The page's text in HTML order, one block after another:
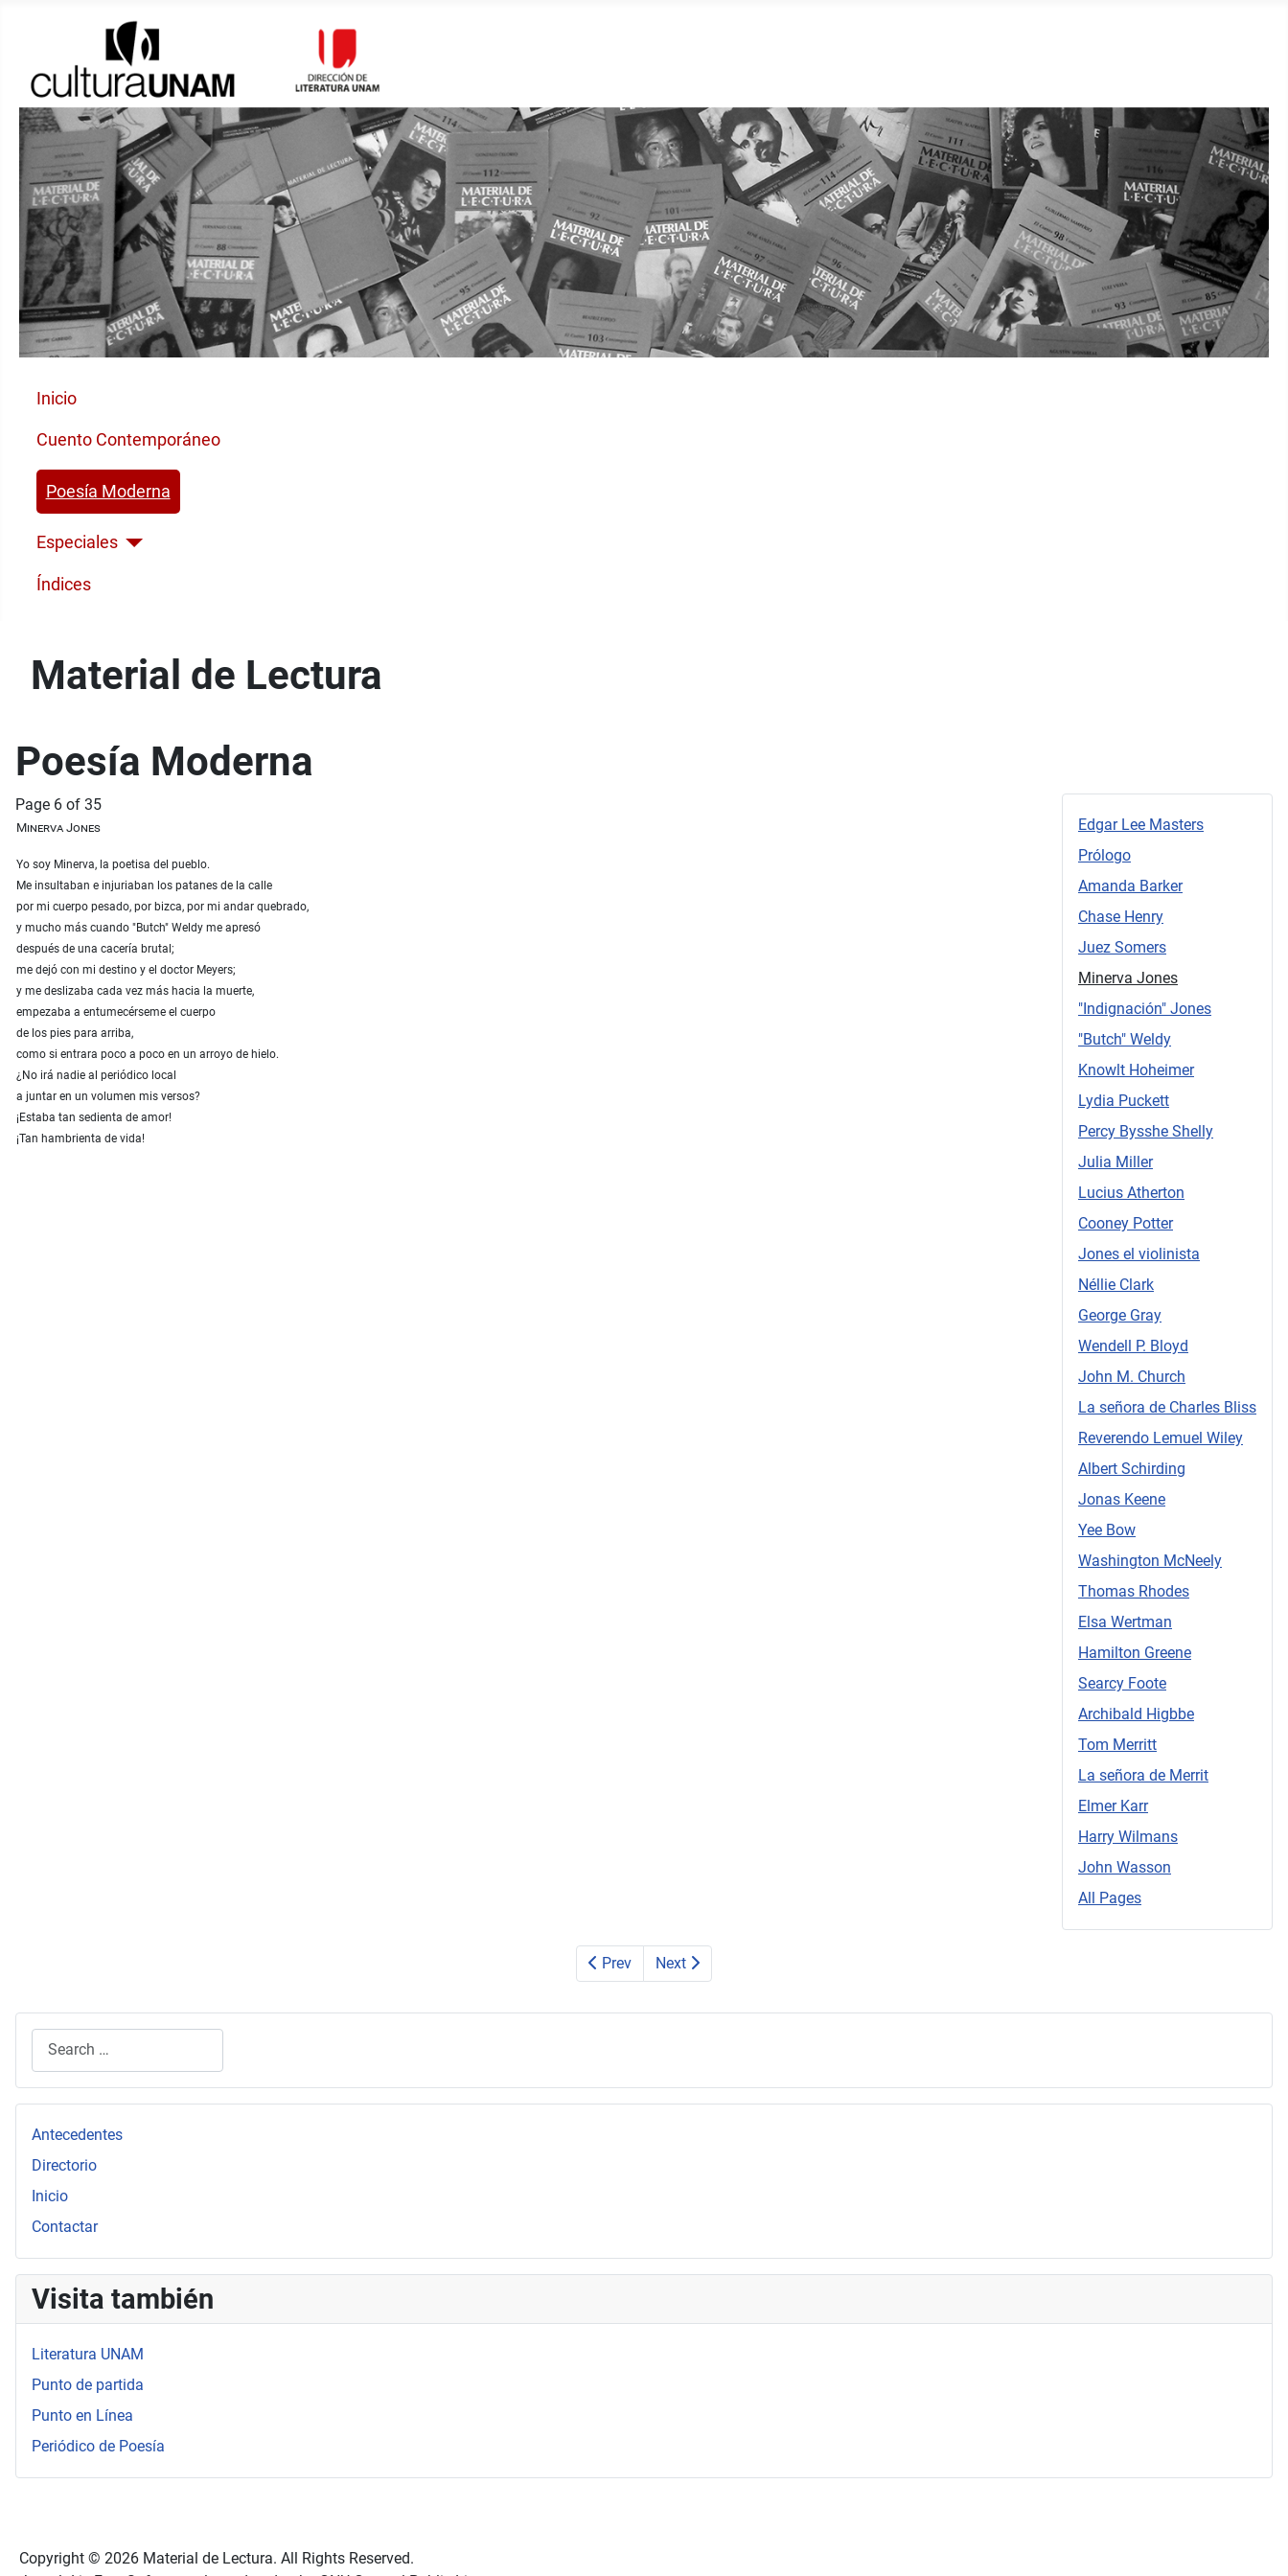
Inicio
Cuento Contemporáneo
Poesía Moderna
Especiales
Índices
Material de Lectura
Poesía Moderna
Edgar Lee Masters
Prólogo
Amanda Barker
Chase Henry
Juez Somers
Minerva Jones
"Indignación" Jones
"Butch" Weldy
Knowlt Hoheimer
Lydia Puckett
Percy Bysshe Shelly
Julia Miller
Lucius Atherton
Cooney Potter
Jones el violinista
Néllie Clark
George Gray
Wendell P. Bloyd
John M. Church
La señora de Charles Bliss
Reverendo Lemuel Wiley
Albert Schirding
Jonas Keene
Yee Bow
Washington McNeely
Thomas Rhodes
Elsa Wertman
Hamilton Greene
Searcy Foote
Archibald Higbbe
Tom Merritt
La señora de Merrit
Elmer Karr
Harry Wilmans
John Wasson
All Pages
Page 6 of 35
Minerva Jones
Yo soy Minerva, la poetisa del pueblo.
Me insultaban e injuriaban los patanes de la calle
por mi cuerpo pesado, por bizca, por mi andar quebrado,
y mucho más cuando "Butch" Weldy me apresó
después de una cacería brutal;
me dejó con mi destino y el doctor Meyers;
y me deslizaba cada vez más hacia la muerte,
empezaba a entumecérseme el cuerpo
de los pies para arriba,
como si entrara poco a poco en un arroyo de hielo.
¿No irá nadie al periódico local
a juntar en un volumen mis versos?
¡Estaba tan sedienta de amor!
¡Tan hambrienta de vida!
Prev Next
Search
Antecedentes
Directorio
Inicio
Contactar
Visita también
Literatura UNAM
Punto de partida
Punto en Línea
Periódico de Poesía
Copyright © 2026 Material de Lectura. All Rights Reserved.